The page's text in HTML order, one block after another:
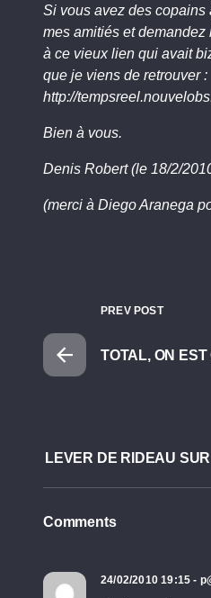
Si vous avez des copains
mes amitiés et
à ce vieux lien qui avait
que je viens de retrouver :
http://
Bien à vous.
Denis Robert (le 18/2/
(merci à Diego Aranega
PREV POST
TOTAL, ON
LEVER DE RIDEAU SUR
Comments
24/02/2010 19:15 -